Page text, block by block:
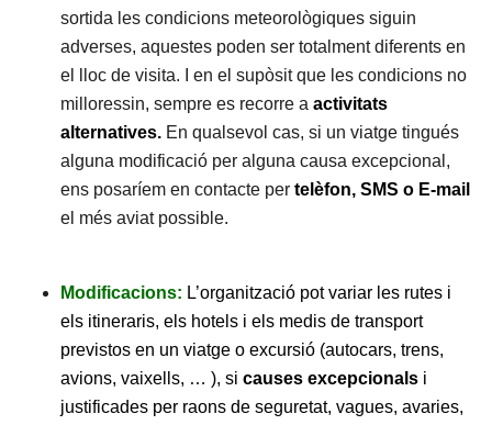
sortida les condicions meteorològiques siguin
adverses, aquestes poden ser totalment diferents en
el lloc de visita. I en el supòsit que les condicions no
milloressin, sempre es recorre a activitats
alternatives. En qualsevol cas, si un viatge tingués
alguna modificació per alguna causa excepcional,
ens posaríem en contacte per telèfon, SMS o E-mail
el més aviat possible.
Modificacions: L’organització pot variar les rutes i
els itineraris, els hotels i els medis de transport
previstos en un viatge o excursió (autocars, trens,
avions, vaixells, … ), si causes excepcionals i
justificades per raons de seguretat, vagues, avaries,